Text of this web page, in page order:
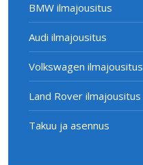
BMW ilmajousitus
Audi ilmajousitus
Volkswagen ilmajousitus
Land Rover ilmajousitus
Takuu ja asennus